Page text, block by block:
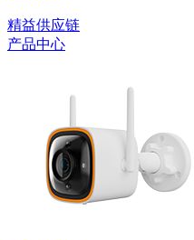
精益供应链
产品中心